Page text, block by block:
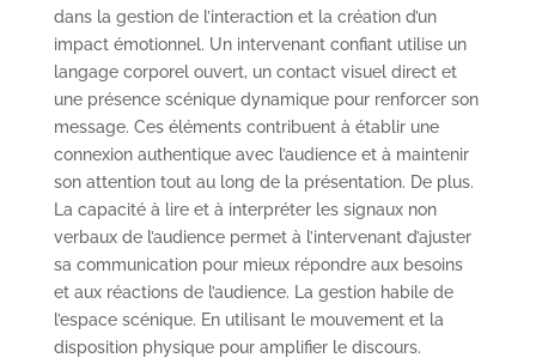
dans la gestion de l’interaction et la création d’un
impact émotionnel. Un intervenant confiant utilise un
langage corporel ouvert, un contact visuel direct et
une présence scénique dynamique pour renforcer son
message. Ces éléments contribuent à établir une
connexion authentique avec l’audience et à maintenir
son attention tout au long de la présentation. De plus.
La capacité à lire et à interpréter les signaux non
verbaux de l’audience permet à l’intervenant d’ajuster
sa communication pour mieux répondre aux besoins
et aux réactions de l’audience. La gestion habile de
l’espace scénique. En utilisant le mouvement et la
disposition physique pour amplifier le discours.